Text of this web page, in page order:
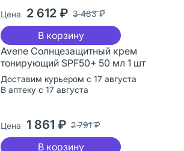
Цена 2 612 ₽ 3 483 ₽
В корзину
Avene Солнцезащитный крем
тонирующий SPF50+ 50 мл 1 шт
Доставим курьером с 17 августа
В аптеку с 17 августа
Цена 1 861 ₽ 2 791 ₽
В корзину